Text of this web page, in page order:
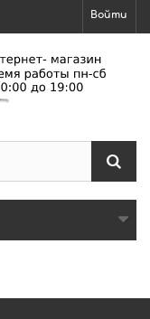
Войти